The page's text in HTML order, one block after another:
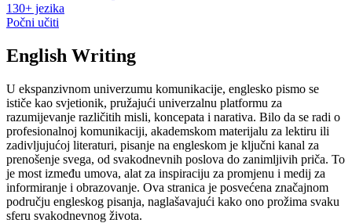
130+ jezika
Počni učiti
English Writing
U ekspanzivnom univerzumu komunikacije, englesko pismo se
ističe kao svjetionik, pružajući univerzalnu platformu za
razumijevanje različitih misli, koncepata i narativa. Bilo da se radi o
profesionalnoj komunikaciji, akademskom materijalu za lektiru ili
zadivljujućoj literaturi, pisanje na engleskom je ključni kanal za
prenošenje svega, od svakodnevnih poslova do zanimljivih priča. To
je most između umova, alat za inspiraciju za promjenu i medij za
informiranje i obrazovanje. Ova stranica je posvećena značajnom
području engleskog pisanja, naglašavajući kako ono prožima svaku
sferu svakodnevnog života.